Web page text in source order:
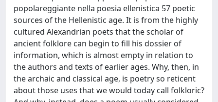
popolareggiante nella poesia ellenistica 57 poetic
sources of the Hellenistic age. It is from the highly
cultured Alexandrian poets that the scholar of
ancient folklore can begin to fill his dossier of
information, which is almost empty in relation to
the authors and texts of earlier ages. Why, then, in
the archaic and classical age, is poetry so reticent
about those uses that we would today call folkloric?